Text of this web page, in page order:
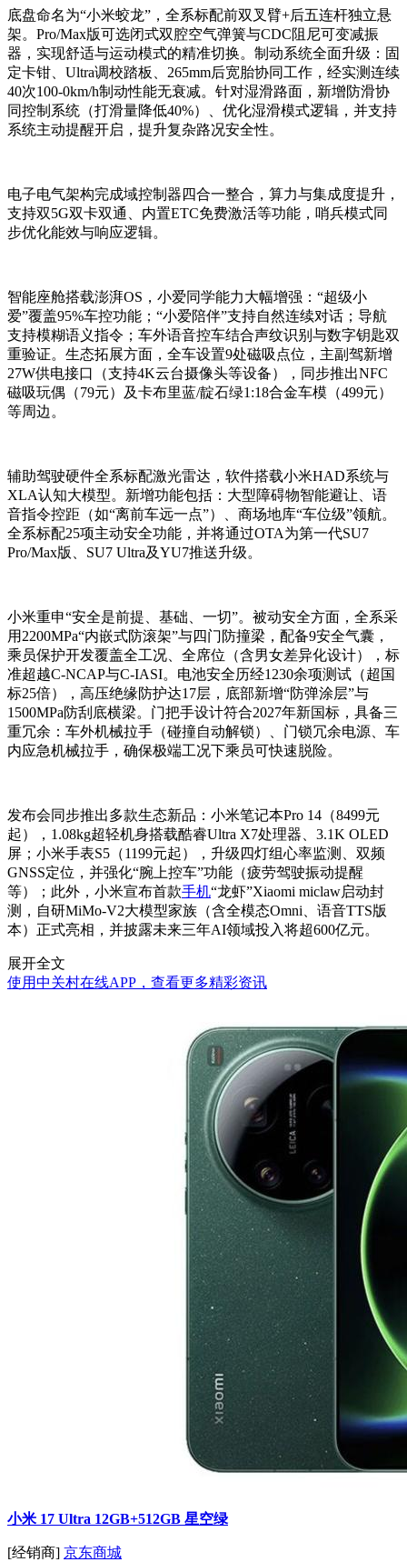
底盘命名为“小米蛟龙”，全系标配前双叉臂+后五连杆独立悬
架。Pro/Max版可选闭式双腔空气弹簧与CDC阻尼可变减振
器，实现舒适与运动模式的精准切换。制动系统全面升级：固
定卡钳、Ultra调校踏板、265mm后宽胎协同工作，经实测连续
40次100-0km/h制动性能无衰减。针对湿滑路面，新增防滑协
同控制系统（打滑量降低40%）、优化湿滑模式逻辑，并支持
系统主动提醒开启，提升复杂路况安全性。
电子电气架构完成域控制器四合一整合，算力与集成度提升，
支持双5G双卡双通、内置ETC免费激活等功能，哨兵模式同
步优化能效与响应逻辑。
智能座舱搭载澎湃OS，小爱同学能力大幅增强：“超级小
爱”覆盖95%车控功能；“小爱陪伴”支持自然连续对话；导航
支持模糊语义指令；车外语音控车结合声纹识别与数字钥匙双
重验证。生态拓展方面，全车设置9处磁吸点位，主副驾新增
27W供电接口（支持4K云台摄像头等设备），同步推出NFC
磁吸玩偶（79元）及卡布里蓝/靛石绿1:18合金车模（499元）
等周边。
辅助驾驶硬件全系标配激光雷达，软件搭载小米HAD系统与
XLA认知大模型。新增功能包括：大型障碍物智能避让、语
音指令控距（如“离前车远一点”）、商场地库“车位级”领航。
全系标配25项主动安全功能，并将通过OTA为第一代SU7
Pro/Max版、SU7 Ultra及YU7推送升级。
小米重申“安全是前提、基础、一切”。被动安全方面，全系采
用2200MPa“内嵌式防滚架”与四门防撞梁，配备9安全气囊，
乘员保护开发覆盖全工况、全席位（含男女差异化设计），标
准超越C-NCAP与C-IASI。电池安全历经1230余项测试（超国
标25倍），高压绝缘防护达17层，底部新增“防弹涂层”与
1500MPa防刮底横梁。门把手设计符合2027年新国标，具备三
重冗余：车外机械拉手（碰撞自动解锁）、门锁冗余电源、车
内应急机械拉手，确保极端工况下乘员可快速脱险。
发布会同步推出多款生态新品：小米笔记本Pro 14（8499元
起），1.08kg超轻机身搭载酷睿Ultra X7处理器、3.1K OLED
屏；小米手表S5（1199元起），升级四灯组心率监测、双频
GNSS定位，并强化“腕上控车”功能（疲劳驾驶振动提醒
等）；此外，小米宣布首款手机“龙虾”Xiaomi miclaw启动封
测，自研MiMo-V2大模型家族（含全模态Omni、语音TTS版
本）正式亮相，并披露未来三年AI领域投入将超600亿元。
展开全文
使用中关村在线APP，查看更多精彩资讯
小米 17 Ultra 12GB+512GB 星空绿
[经销商] 京东商城